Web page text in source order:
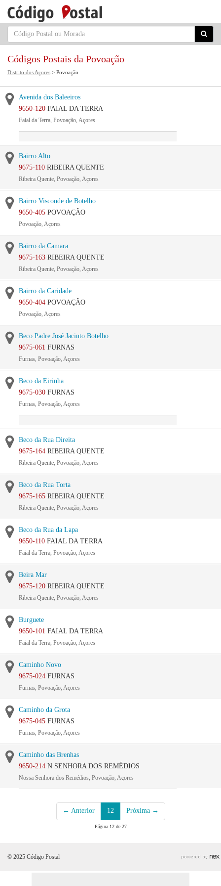
Códigos Postais da Povoação
Distrito dos Açores > Povoação
Avenida dos Baleeiros
9650-120 FAIAL DA TERRA
Faial da Terra, Povoação, Açores
Bairro Alto
9675-110 RIBEIRA QUENTE
Ribeira Quente, Povoação, Açores
Bairro Visconde de Botelho
9650-405 POVOAÇÃO
Povoação, Açores
Bairro da Camara
9675-163 RIBEIRA QUENTE
Ribeira Quente, Povoação, Açores
Bairro da Caridade
9650-404 POVOAÇÃO
Povoação, Açores
Beco Padre José Jacinto Botelho
9675-061 FURNAS
Furnas, Povoação, Açores
Beco da Eirinha
9675-030 FURNAS
Furnas, Povoação, Açores
Beco da Rua Direita
9675-164 RIBEIRA QUENTE
Ribeira Quente, Povoação, Açores
Beco da Rua Torta
9675-165 RIBEIRA QUENTE
Ribeira Quente, Povoação, Açores
Beco da Rua da Lapa
9650-110 FAIAL DA TERRA
Faial da Terra, Povoação, Açores
Beira Mar
9675-120 RIBEIRA QUENTE
Ribeira Quente, Povoação, Açores
Burguete
9650-101 FAIAL DA TERRA
Faial da Terra, Povoação, Açores
Caminho Novo
9675-024 FURNAS
Furnas, Povoação, Açores
Caminho da Grota
9675-045 FURNAS
Furnas, Povoação, Açores
Caminho das Brenhas
9650-214 N SENHORA DOS REMÉDIOS
Nossa Senhora dos Remédios, Povoação, Açores
← Anterior 12 Próxima →
Página 12 de 27
© 2025 Código Postal